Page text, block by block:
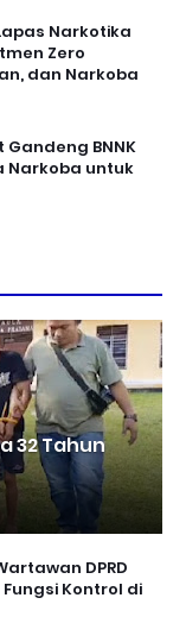
Narkotika
Zero
dan Narkoba
BNNK
Narkoba untuk
32 Tahun
DPRD
Kontrol di